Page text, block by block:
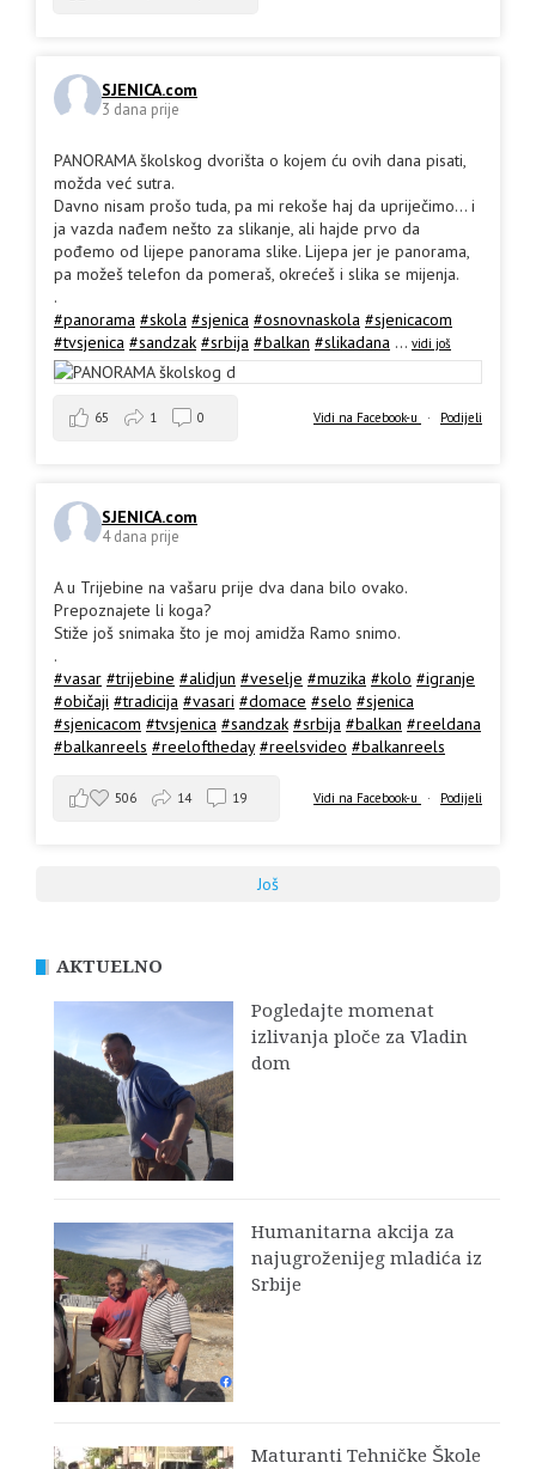
SJENICA.com
3 dana prije
PANORAMA školskog dvorišta o kojem ću ovih dana pisati,
možda već sutra.
Davno nisam prošo tuda, pa mi rekoše haj da upriječimo... i
ja vazda nađem nešto za slikanje, ali hajde prvo da
pođemo od lijepe panorama slike. Lijepa jer je panorama,
pa možeš telefon da pomeraš, okrećeš i slika se mijenja.
.
#panorama #skola #sjenica #osnovnaskola #sjenicacom
#tvsjenica #sandzak #srbija #balkan #slikadana ... vidi još
Vidi na Facebook-u · Podijeli
65 1 0
SJENICA.com
4 dana prije
A u Trijebine na vašaru prije dva dana bilo ovako.
Prepoznajete li koga?
Stiže još snimaka što je moj amidža Ramo snimo.
.
#vasar #trijebine #alidjun #veselje #muzika #kolo #igranje
#običaji #tradicija #vasari #domace #selo #sjenica
#sjenicacom #tvsjenica #sandzak #srbija #balkan #reeldana
#balkanreels #reeloftheday #reelsvideo #balkanreels
Vidi na Facebook-u · Podijeli
506 14 19
Još
AKTUELNO
Pogledajte momenat
izlivanja ploče za Vladin
dom
Humanitarna akcija za
najugroženijeg mladića iz
Srbije
Maturanti Tehničke Škole